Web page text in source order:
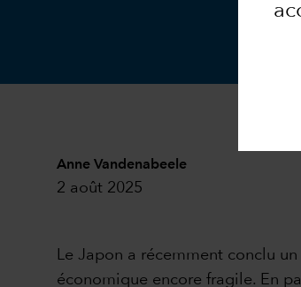
Anne Vandenabeele
2 août 2025
Le Japon a récemment conclu
économique encore fragile. En